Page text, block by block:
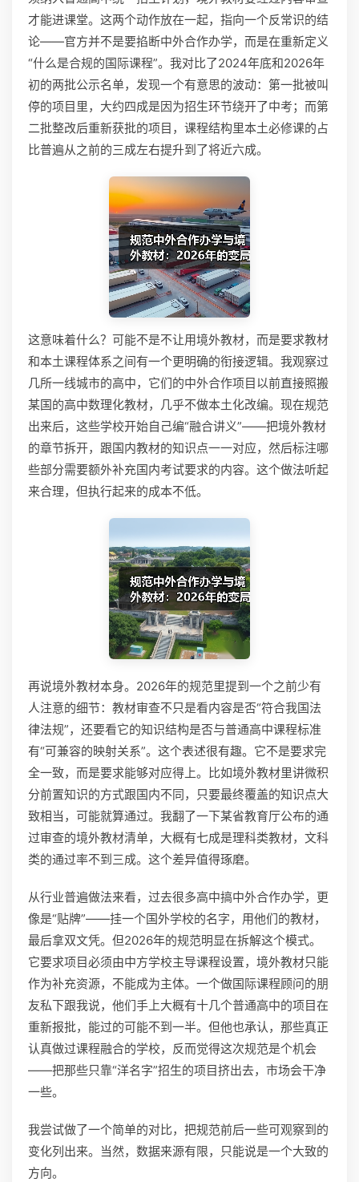
才能进课堂。这两个动作放在一起，指向一个反常识的结
论——官方并不是要掐断中外合作办学，而是在重新定义
“什么是合规的国际课程”。我对比了2024年底和2026年
初的两批公示名单，发现一个有意思的波动：第一批被叫
停的项目里，大约四成是因为招生环节绕开了中考；而第
二批整改后重新获批的项目，课程结构里本土必修课的占
比普遍从之前的三成左右提升到了将近六成。
这意味着什么？可能不是不让用境外教材，而是要求教材
和本土课程体系之间有一个更明确的衔接逻辑。我观察过
几所一线城市的高中，它们的中外合作项目以前直接照搬
某国的高中数理化教材，几乎不做本土化改编。现在规范
出来后，这些学校开始自己编“融合讲义”——把境外教材
的章节拆开，跟国内教材的知识点一一对应，然后标注哪
些部分需要额外补充国内考试要求的内容。这个做法听起
来合理，但执行起来的成本不低。
再说境外教材本身。2026年的规范里提到一个之前少有
人注意的细节：教材审查不只是看内容是否“符合我国法
律法规”，还要看它的知识结构是否与普通高中课程标准
有“可兼容的映射关系”。这个表述很有趣。它不是要求完
全一致，而是要求能够对应得上。比如境外教材里讲微积
分前置知识的方式跟国内不同，只要最终覆盖的知识点大
致相当，可能就算通过。我翻了一下某省教育厅公布的通
过审查的境外教材清单，大概有七成是理科类教材，文科
类的通过率不到三成。这个差异值得琢磨。
从行业普遍做法来看，过去很多高中搞中外合作办学，更
像是“贴牌”——挂一个国外学校的名字，用他们的教材，
最后拿双文凭。但2026年的规范明显在拆解这个模式。
它要求项目必须由中方学校主导课程设置，境外教材只能
作为补充资源，不能成为主体。一个做国际课程顾问的朋
友私下跟我说，他们手上大概有十几个普通高中的项目在
重新报批，能过的可能不到一半。但他也承认，那些真正
认真做过课程融合的学校，反而觉得这次规范是个机会
——把那些只靠“洋名字”招生的项目挤出去，市场会干净
一些。
我尝试做了一个简单的对比，把规范前后一些可观察到的
变化列出来。当然，数据来源有限，只能说是一个大致的
方向。